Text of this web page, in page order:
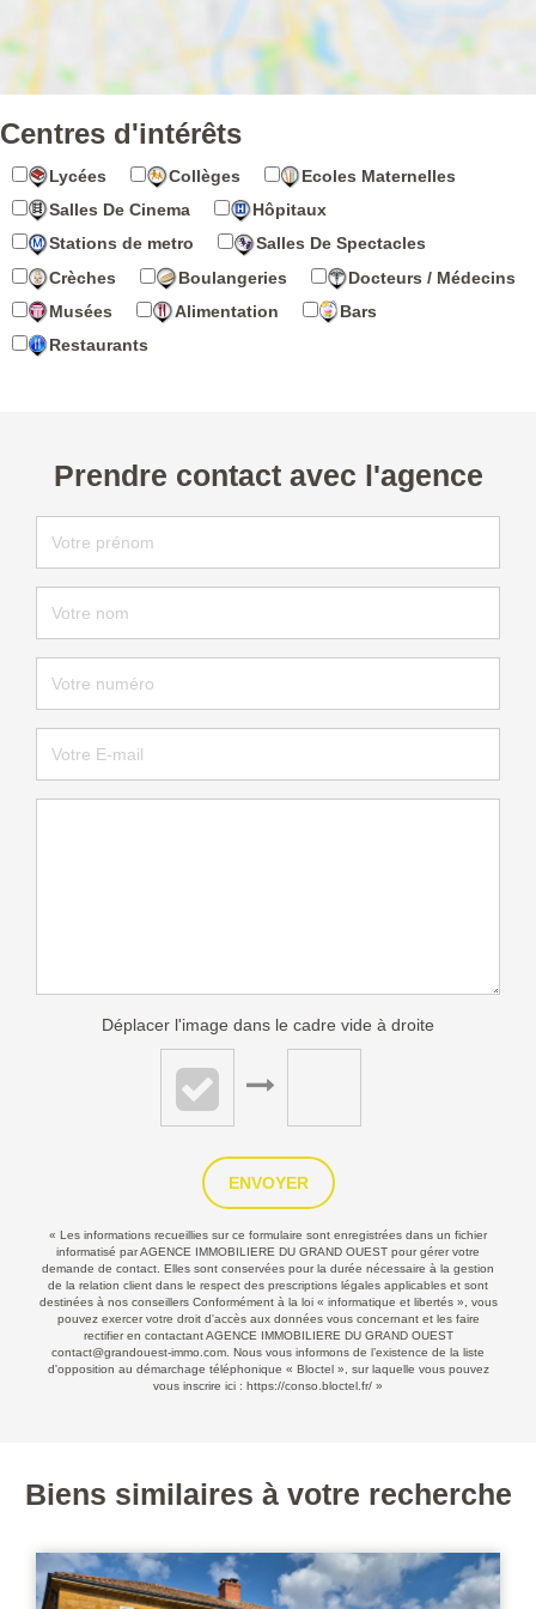
Centres d'intérêts
Lycées Collèges
Ecoles Maternelles
Salles De Cinema
Hôpitaux
Stations de metro
Salles De Spectacles
Crèches
Boulangeries
Docteurs / Médecins
Musées
Alimentation
Bars
Restaurants
Prendre contact avec l'agence
Déplacer l'image dans le cadre vide à droite
ENVOYER
« Les informations recueillies sur ce formulaire sont enregistrées dans un fichier
informatisé par AGENCE IMMOBILIERE DU GRAND OUEST pour gérer votre
demande de contact. Elles sont conservées pour la durée nécessaire à la gestion
de la relation client dans le respect des prescriptions légales applicables et sont
destinées à nos conseillers Conformément à la loi « informatique et libertés », vous
pouvez exercer votre droit d'accès aux données vous concernant et les faire
rectifier en contactant AGENCE IMMOBILIERE DU GRAND OUEST
contact@grandouest-immo.com. Nous vous informons de l’existence de la liste
d'opposition au démarchage téléphonique « Bloctel », sur laquelle vous pouvez
vous inscrire ici : https://conso.bloctel.fr/ »
Biens similaires à votre recherche